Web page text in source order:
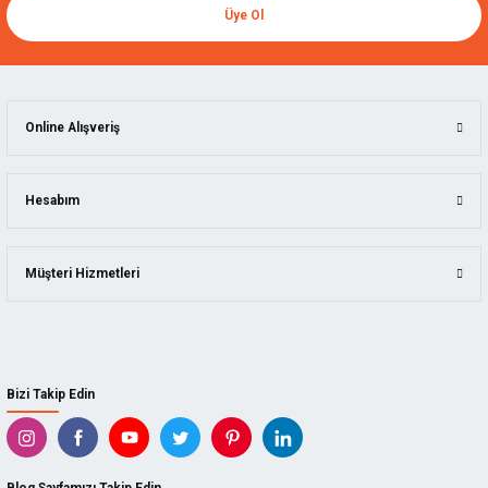
Üye Ol
Bizi Takip Edin
Online Alışveriş
Hesabım
Müşteri Hizmetleri